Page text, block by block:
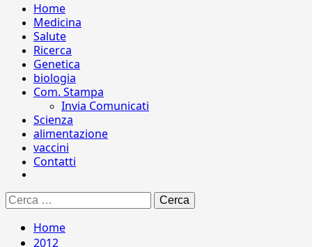
Home
Medicina
Salute
Ricerca
Genetica
biologia
Com. Stampa
Invia Comunicati
Scienza
alimentazione
vaccini
Contatti
Ricerca
per:
Home
2012